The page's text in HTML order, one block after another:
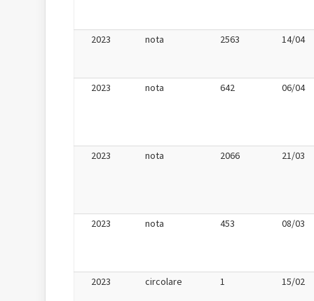
2023 nota 2563 14/04
2023 nota 642 06/04
2023 nota 2066 21/03
2023 nota 453 08/03
2023 circolare 1 15/02